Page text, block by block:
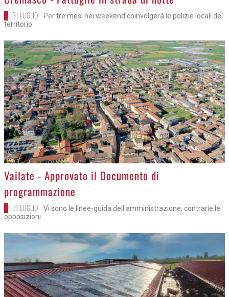
31 LUGLIO
Per tre mesi nei weekend coinvolgerà le polizie locali del
territorio
>
Vailate - Approvato il Documento di
programmazione
31 LUGLIO
Vi sono le linee-guida dell'amministrazione; contrarie le
opposizioni